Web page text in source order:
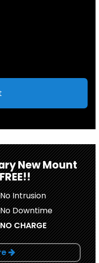
New Mount
No Intrusion
No Downtime
NO CHARGE